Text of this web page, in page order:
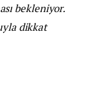
bekleniyor.
dikkat